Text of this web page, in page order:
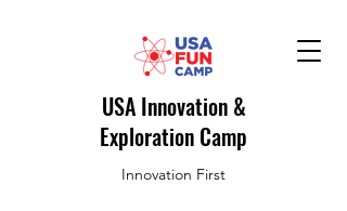
USA Innovation &
Exploration Camp
Innovation First